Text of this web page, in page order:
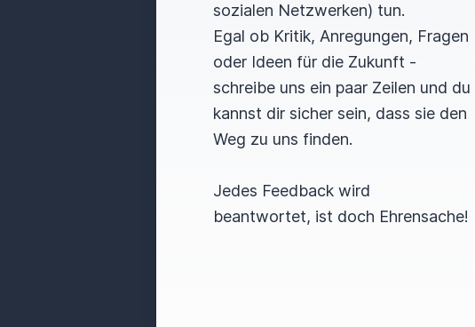
sozialen Netzwerken) tun.
Egal ob Kritik, Anregungen, Fragen
oder Ideen für die Zukunft -
schreibe uns ein paar Zeilen und du
kannst dir sicher sein, dass sie den
Weg zu uns finden.
Jedes Feedback wird
beantwortet, ist doch Ehrensache!